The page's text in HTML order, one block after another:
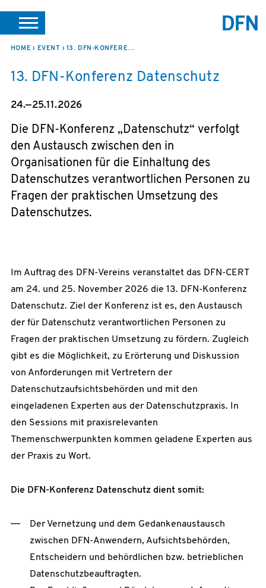
SUCHE PORTALE SUPPORT
VEREIN INTERN
HOME EVENT 13. DFN-KONFERENZ DATENSCHUTZ
13. DFN-Konferenz Datenschutz
24.—25.11.2026
Die DFN-Konferenz „Datenschutz“ verfolgt
den Austausch zwischen den in
Organisationen für die Einhaltung des
Datenschutzes verantwortlichen Personen zu
Fragen der praktischen Umsetzung des
Datenschutzes.
Im Auftrag des DFN-Vereins veranstaltet das DFN-CERT
am 24. und 25. November 2026 die 13. DFN-Konferenz
Datenschutz. Ziel der Konferenz ist es, den Austausch
der für Datenschutz verantwortlichen Personen zu
Fragen der praktischen Umsetzung zu fördern. Zugleich
gibt es die Möglichkeit, zu Erörterung und Diskussion
von Anforderungen mit Vertretern der
Datenschutzaufsichtsbehörden und mit den
eingeladenen Experten aus der Datenschutzpraxis. In
den Sessions mit praxisrelevanten
Themenschwerpunkten kommen geladene Experten aus
der Praxis zu Wort.
Die DFN-Konferenz Datenschutz dient somit:
Der Vernetzung und dem Gedankenaustausch
zwischen DFN-Anwendern, Aufsichtsbehörden,
Entscheidern und behördlichen bzw. betrieblichen
Datenschutzbeauftragten.